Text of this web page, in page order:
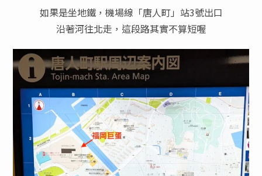
如果是坐地鐵，機場線「唐人町」站3號出口
沿著河往北走，這段路其實不算短喔